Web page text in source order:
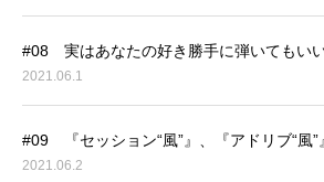
#08 実はあなたの好き勝手に弾いてもい
2021.06.1
#09 『セッション“風”』、『アドリブ“風
2021.06.2